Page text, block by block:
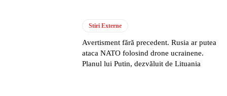
Stiri Externe
Avertisment fără precedent. Rusia ar putea
ataca NATO folosind drone ucrainene.
Planul lui Putin, dezvăluit de Lituania